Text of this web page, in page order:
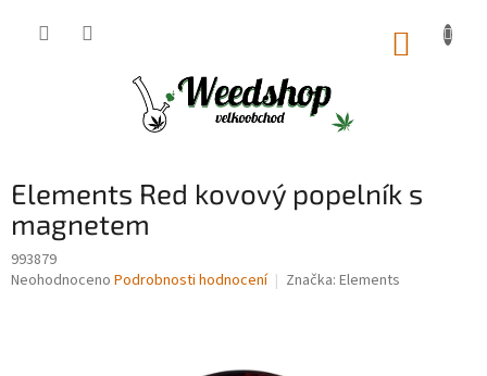
Elements Red kovový popelník s
magnetem
993879
Průměrné
Neohodnoceno Podrobnosti hodnocení Značka: Elements